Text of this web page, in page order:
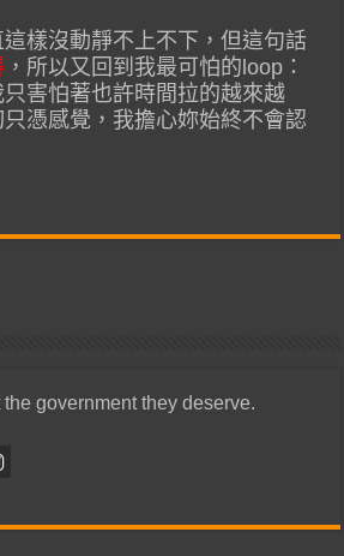
樣沒動靜不上不下，但這句話
，所以又回到我最可怕的loop：
害怕著也許時間拉的越來越
憑感覺，我擔心妳始終不會認
government they deserve.